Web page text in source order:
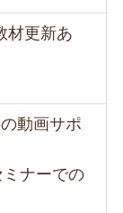
材更新あ
動画サポ
ナーでの